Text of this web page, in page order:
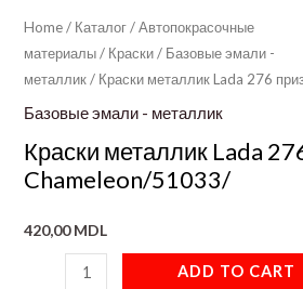
Home/ Каталог/Автопокрасочные
материалы/ Краски/ Базовые эмали -
металлик/ Краски металлик Lada 276
Базовые эмали - металлик
Краски металлик Lada
Chameleon/51033/
420,00MDL
ADD TO CART